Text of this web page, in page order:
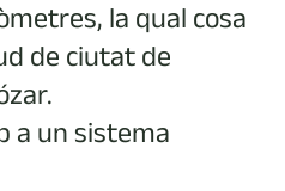
la qual cosa
de ciutat de
a un sistema